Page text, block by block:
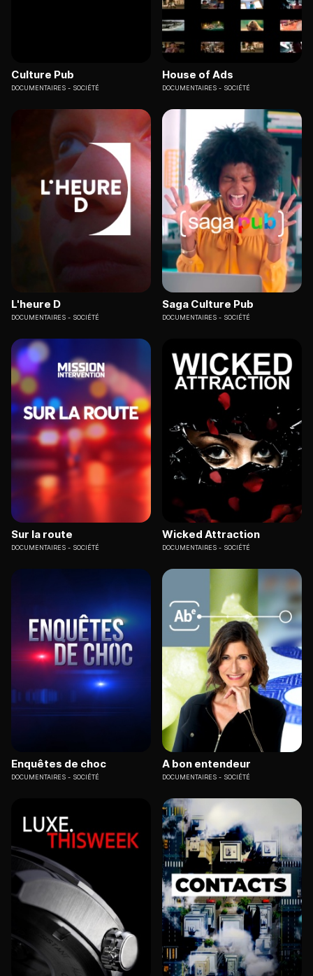
Culture Pub
DOCUMENTAIRES SOCIÉTÉ
House of Ads
DOCUMENTAIRES SOCIÉTÉ
L'heure D
DOCUMENTAIRES SOCIÉTÉ
Saga Culture Pub
DOCUMENTAIRES SOCIÉTÉ
Sur la route
DOCUMENTAIRES SOCIÉTÉ
Wicked Attraction
DOCUMENTAIRES SOCIÉTÉ
Enquêtes de choc
DOCUMENTAIRES SOCIÉTÉ
A bon entendeur
DOCUMENTAIRES SOCIÉTÉ